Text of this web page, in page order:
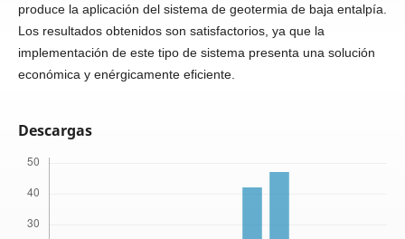
produce la aplicación del sistema de geotermia de baja entalpía.
Los resultados obtenidos son satisfactorios, ya que la
implementación de este tipo de sistema presenta una solución
económica y enérgicamente eficiente.
Descargas